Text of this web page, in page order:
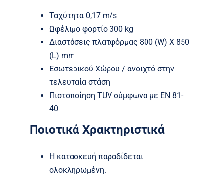
Ταχύτητα 0,17 m/s
Ωφέλιμο φορτίο 300 kg
Διαστάσεις πλατφόρμας 800 (W) X 850
(L) mm
Εσωτερικού Χώρου / ανοιχτό στην
τελευταία στάση
Πιστοποίηση TUV σύμφωνα με EN 81-
40
Ποιοτικά Χρακτηριστικά
Η κατασκευή παραδίδεται
ολοκληρωμένη.